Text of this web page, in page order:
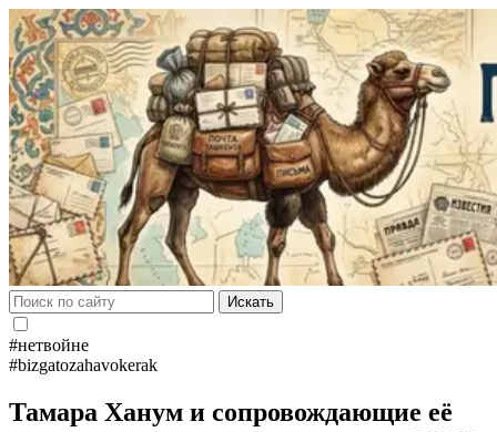
Искать
#нетвойне
#bizgatozahavokerak
Тамара Ханум и сопровождающие её